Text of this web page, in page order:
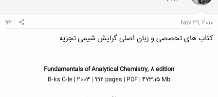
ا
Nov 29, 2010
#2
کتاب های تخصصی و زبان اصلی گرایش شیمی تجزیه
Fundamentals of Analytical Chemistry, 8 edition
B-ks C-le | 2003 | 992 pages | PDF | 473.15 Mb